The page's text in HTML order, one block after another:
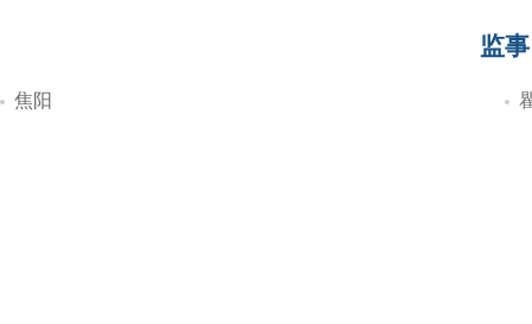
监事
焦阳